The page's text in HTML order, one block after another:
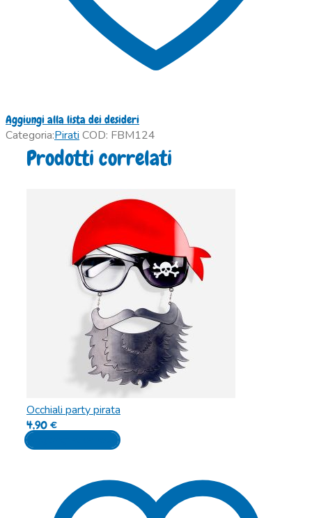
Aggiungi alla lista dei desideri
Categoria:Pirati COD: FBM124
Prodotti correlati
Occhiali party pirata
4,90€
Aggiungi al carrello